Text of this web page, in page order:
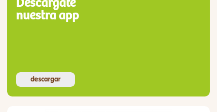
Descárgate
nuestra app
descargar